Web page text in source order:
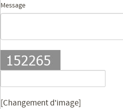
Message
[Changement d'image]